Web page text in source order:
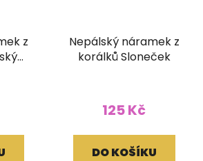
z
Nepálský náramek z
korálků Sloneček
125 Kč
DO KOŠÍKU